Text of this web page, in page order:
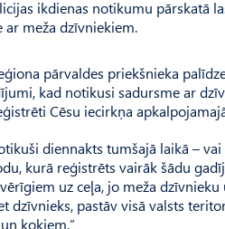
ikdienas notikumu pārskatā
meža dzīvniekiem.
pārvaldes priekšnieka
kad notikusi sadursme ar
Cēsu iecirkņa
diennakts tumšajā laikā –
kurā reģistrēts vairāk šādu
uz ceļa, jo meža
dzīvnieks, pastāv visā valsts
kokiem.”